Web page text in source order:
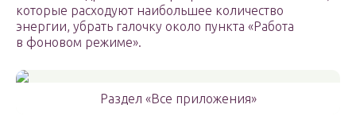
которые расходуют наибольшее количество
энергии, убрать галочку около пункта «Работа
в фоновом режиме».
Раздел «Все приложения»